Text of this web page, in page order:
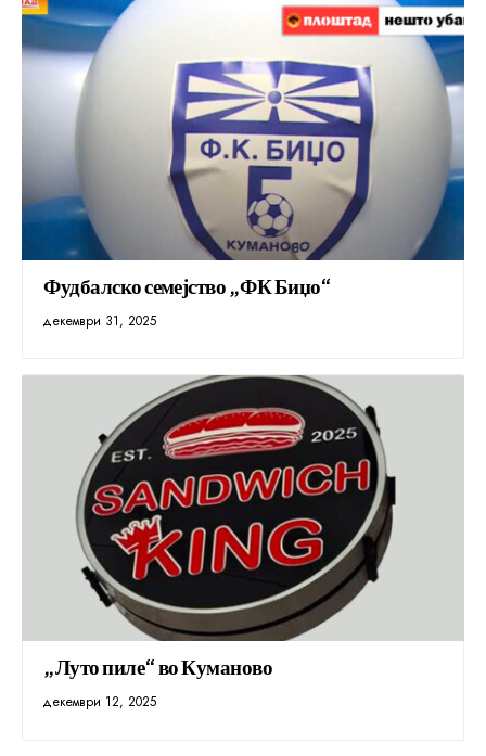
Фудбалско семејство „ФК Биџо“
декември 31, 2025
„Луто пиле“ во Куманово
декември 12, 2025